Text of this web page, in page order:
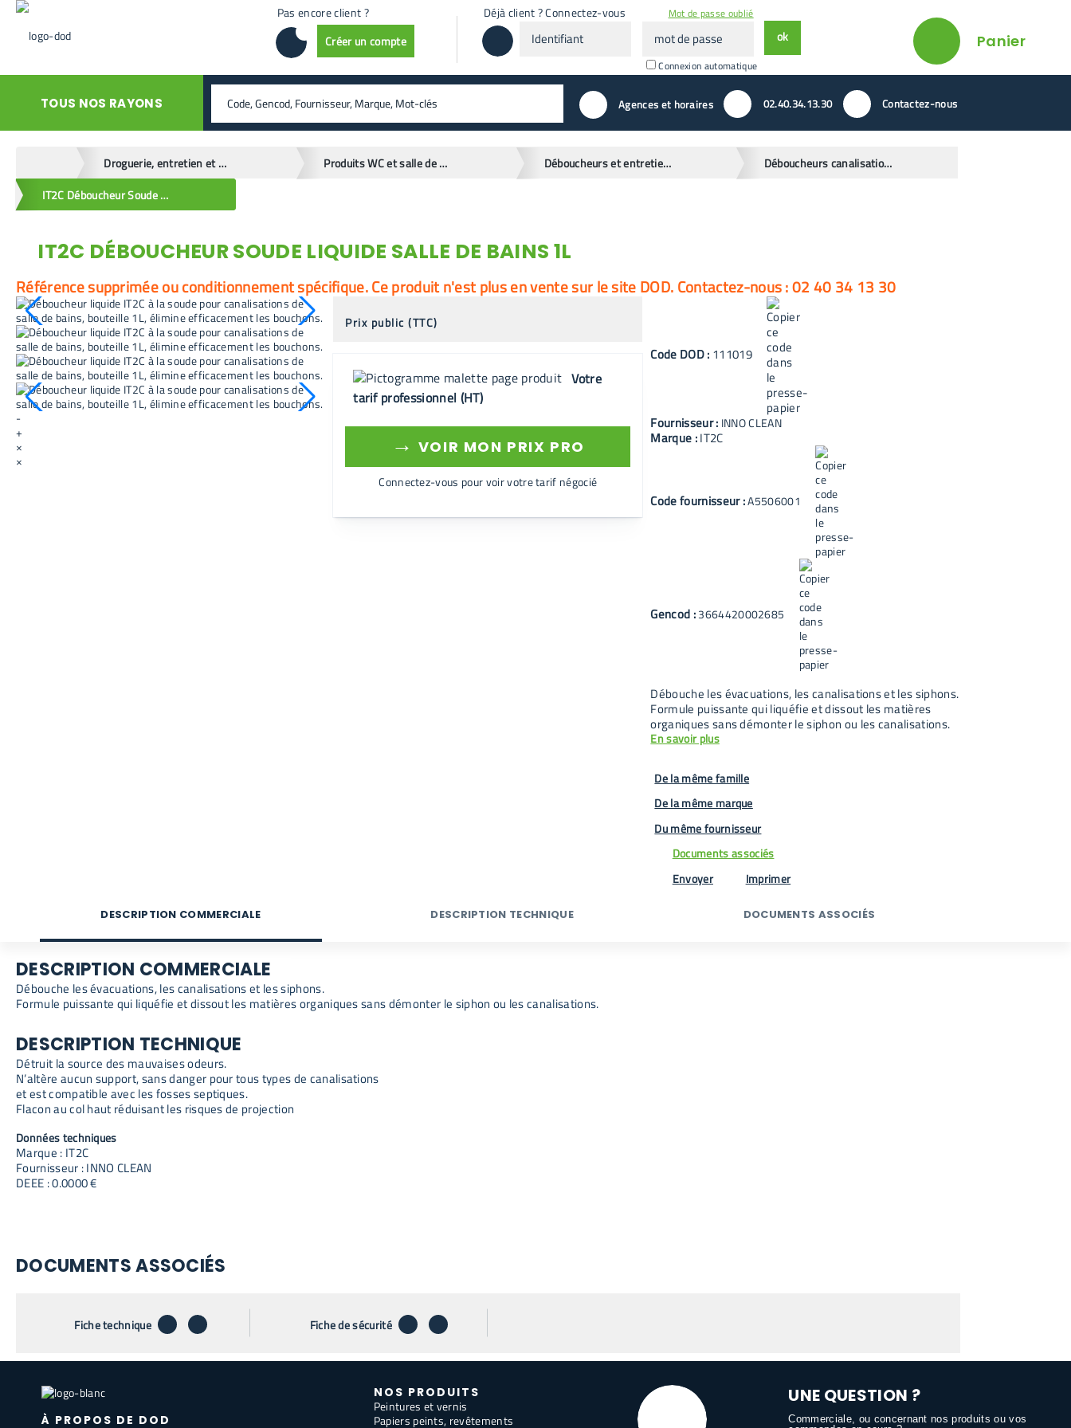
Pas encore client ?
Créer un compte
Déjà client ? Connectez-vous
passeConnexion automatique
Mot de passe oublié
ok Panier
TOUS NOS RAYONS rechercher valider Agences et horaires 02.40.34.13.30 Contactez-nous
Droguerie, entretien et hygiène Produits WC et salle de bain Déboucheurs et entretien canalisations
Déboucheurs canalisations
IT2C Déboucheur Soude Liquide Salle de Bains 1L
retour en arrière
IT2C DÉBOUCHEUR SOUDE LIQUIDE SALLE DE BAINS 1L
Référence supprimée ou conditionnement spécifique. Ce produit n'est plus en vente sur le site DOD. Contactez-nous : 02 40 34 13 30
-
+
×
×
Prix public (TTC)
Votre
tarif professionnel (HT)
→ VOIR MON PRIX PRO
Connectez-vous pour voir votre tarif négocié
Code DOD: 111019
Fournisseur : INNO CLEAN
Marque :IT2C
Code fournisseur :A5506001
Gencod :3664420002685
Débouche les évacuations, les canalisations et les siphons.
Formule puissante qui liquéfie et dissout les matières
organiques sans démonter le siphon ou les canalisations.
En savoir plus
De la même famille
De la même marque
Du même fournisseur
Documents associés
Envoyer
Imprimer
DESCRIPTION COMMERCIALE DESCRIPTION TECHNIQUE DOCUMENTS ASSOCIÉS
DESCRIPTION COMMERCIALE
Débouche les évacuations, les canalisations et les siphons.
Formule puissante qui liquéfie et dissout les matières organiques sans démonter le siphon ou les canalisations.
DESCRIPTION TECHNIQUE
Détruit la source des mauvaises odeurs.
N’altère aucun support, sans danger pour tous types de canalisations
et est compatible avec les fosses septiques.
Flacon au col haut réduisant les risques de projection
Données techniques
Marque : IT2C
Fournisseur : INNO CLEAN
DEEE : 0.0000 €
DOCUMENTS ASSOCIÉS
Fiche technique téléchargerenvoyer par email Fiche de sécurité téléchargerenvoyer par email
À PROPOS DE DOD
NOS PRODUITS
Peintures et vernis
Papiers peints, revêtements
UNE QUESTION ?
Commerciale, ou concernant nos produits ou vos